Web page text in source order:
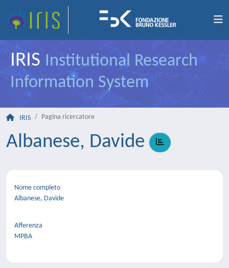
IRIS Institutional Research
Information System
IRIS Pagina ricercatore
Albanese, Davide
Nome completo
Albanese, Davide
Afferenza
MPBA